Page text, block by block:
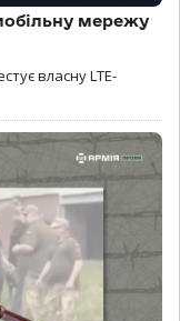
мережу
власну LTE-